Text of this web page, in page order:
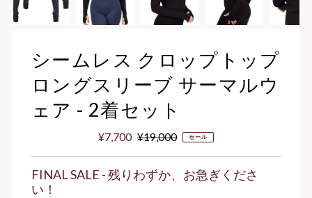
シームレス クロップトップ
ロングスリーブ サーマルウ
ェア - 2着セット
セ
価
¥7,700 通
格
¥19,000 セール
FINAL SALE - 残りわずか、お急ぎくださ
い！